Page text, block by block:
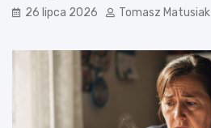
26 lipca 2026 Tomasz Matusiak